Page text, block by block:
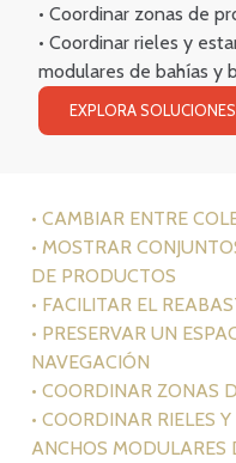
• Coordinar zonas de
• Coordinar rieles y
modulares de bahías y
EXPLORA
• CAMBIAR ENTRE
• MOSTRAR
DE PRODUCTOS
• FACILITAR EL
• PRESERVAR UN
NAVEGACIÓN
• COORDINAR ZONAS
• COORDINAR RIELES
ANCHOS MODULARES